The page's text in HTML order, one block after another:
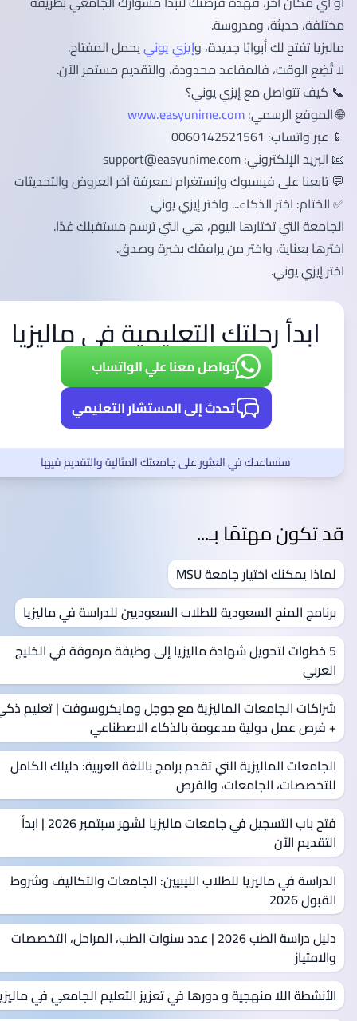
مختلفة، حديثة، ومدروسة.
ماليزيا تفتح لك أبوابًا جديدة، وإيزي يونييحمل المفتاح.
لا تُضِع الوقت، فالمقاعد محدودة، والتقديم مستمر الآن.
📞 كيف تتواصل مع إيزي يوني؟
🌐 الموقع الرسمي:www.easyunime.com
📱 عبر واتساب: 0060142521561
📧 البريد الإلكتروني:support@easyunime.com
💬 تابعنا على فيسبوك وإنستغرام لمعرفة آخر العروض والتحديثات
✅ الختام: اختر الذكاء... واختر إيزي يوني
الجامعة التي تختارها اليوم، هي التي ترسم مستقبلك غدًا.
اخترها بعناية، واختر من يرافقك بخبرة وصدق.
اختر إيزي يوني.
ابدأ رحلتك التعليمية في ماليزيا
تواصل معنا علي الواتساب
تحدث إلى المستشار التعليمي
سنساعدك في العثور على جامعتك المثالية والتقديم فيها
قد تكون مهتمًا بـ...
لماذا يمكنك اختيار جامعة MSU
برنامج المنح السعودية للطلاب السعوديين للدراسة في ماليزيا
5 خطوات لتحويل شهادة ماليزيا إلى وظيفة مرموقة في الخليج
العربي
شراكات الجامعات الماليزية مع جوجل ومايكروسوفت | تعليم ذكي
+ فرص عمل دولية مدعومة بالذكاء الاصطناعي
الجامعات الماليزية التي تقدم برامج باللغة العربية: دليلك الكامل
للتخصصات، الجامعات، والفرص
فتح باب التسجيل في جامعات ماليزيا لشهر سبتمبر 2026 | ابدأ
التقديم الآن
الدراسة في ماليزيا للطلاب الليبيين: الجامعات والتكاليف وشروط
القبول 2026
دليل دراسة الطب 2026 | عدد سنوات الطب، المراحل، التخصصات
والامتياز
الأنشطة اللا منهجية و دورها في تعزيز التعليم الجامعي في ماليزيا